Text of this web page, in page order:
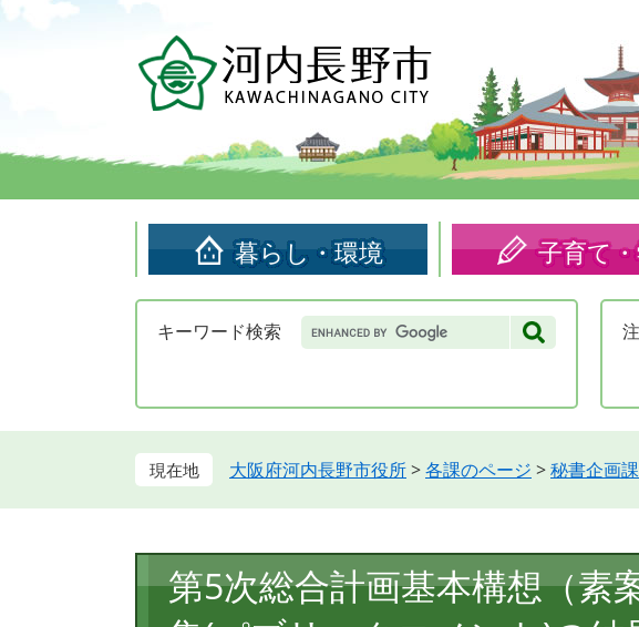
頭
す。
飛
し
暮らし・環境 子育て
キーワード検索 Google
カ
検
大阪府河内長野市役所>各課のページ >秘書企画課
文
第5次総合計画基本構想（素